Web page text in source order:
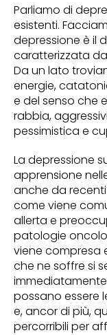
Parliamo di
esistenti.
depressione è il
caratterizzata
Da un lato
energie,
e del senso che
rabbia,
pessimistica e
La depressione
apprensione
anche da recenti
come viene
allerta e
patologie
viene compresa
che ne soffre si
possano essere
e, ancor di più,
percorribili per